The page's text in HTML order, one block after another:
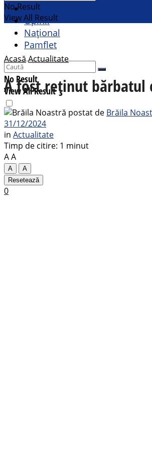
Cultural
Opinii
Național
Pamflet
No Result
View All Result
No Result
View All Result
AcasăActualitate
A fost reținut bărbatul
postat de Brăila
31/12/2024
in Actualitate
Timp de citire: 1 minut
AA
A
A
Resetează
0